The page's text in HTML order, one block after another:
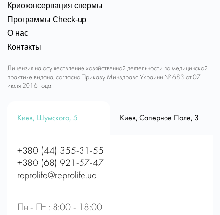
Криоконсервация спермы
Программы Check-up
О нас
Контакты
Лицензия на осуществление хозяйственной деятельности по медицинской
практике выдана, согласно Приказу Минздрава Украины № 683 от 07
июля 2016 года.
Киев, Шумского, 5 Киев, Саперное Поле, 3
+380 (44) 355-31-55
+380 (68) 921-57-47
reprolife@reprolife.ua
Пн - Пт : 8:00 - 18:00